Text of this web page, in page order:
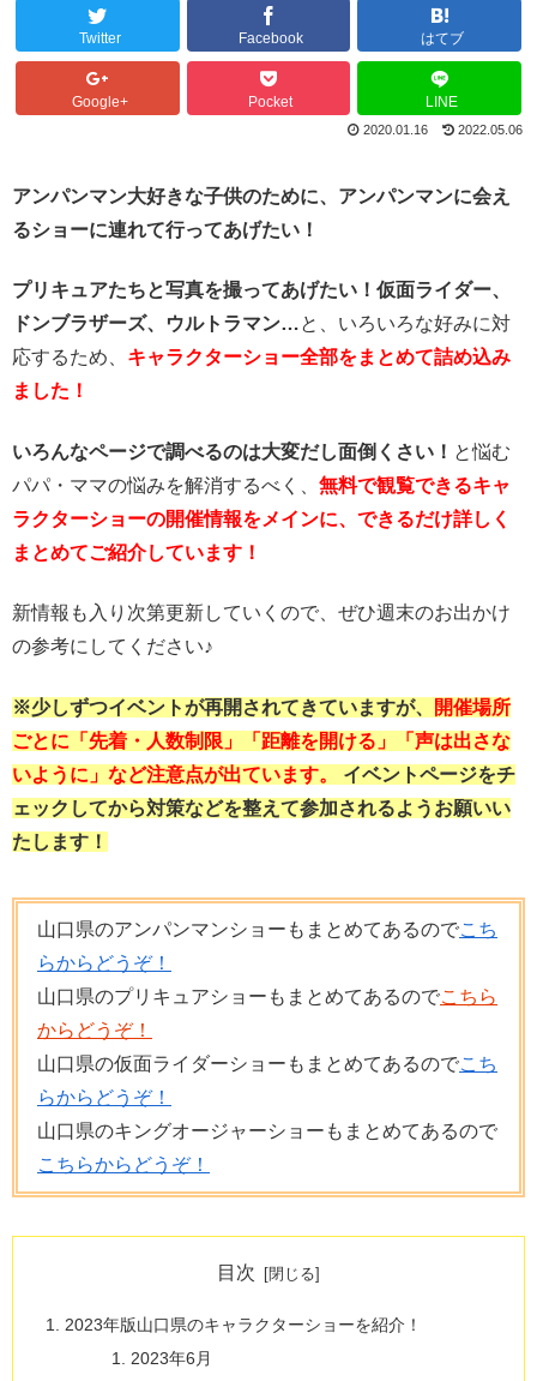
Twitter Facebook はてブ
Google+ Pocket LINE
2020.01.16 2022.05.06
アンパンマン大好きな子供のために、アンパンマンに会え
るショーに連れて行ってあげたい！
プリキュアたちと写真を撮ってあげたい！ 仮面ライダー、
ドンブラザーズ、ウルトラマン…と、いろいろな好みに対
応するため、 キャラクターショー全部をまとめて詰め込み
ました！
いろんなページで調べるのは大変だし面倒くさい！ と悩む
パパ・ママの悩みを解消するべく、 無料で観覧できるキャ
ラクターショーの開催情報をメインに、できるだけ詳しく
まとめてご紹介しています！
新情報も入り次第更新していくので、ぜひ週末のお出かけ
の参考にしてください♪
※少しずつイベントが再開されてきていますが、
開催場所
ごとに「先着・人数制限」「距離を開ける」「声は出さな
いように」など注意点が出ています。 イベントページをチ
ェックしてから対策などを整えて参加されるようお願いい
たします！
山口県のアンパンマンショーもまとめてあるのでこち
らからどうぞ！
山口県のプリキュアショーもまとめてあるのでこちら
からどうぞ！
山口県の仮面ライダーショーもまとめてあるのでこち
らからどうぞ！
山口県のキングオージャーショーもまとめてあるので
こちらからどうぞ！
目次
2023年版山口県のキャラクターショーを紹介！
2023年6月